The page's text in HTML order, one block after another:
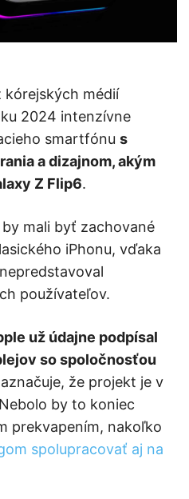
kórejských médií
2024 intenzívne
smartfónu s
a dizajnom, akým
Z Flip6.
mali byť zachované
iPhonu, vďaka
používateľov.
už údajne podpísal
so spoločnosťou
že projekt je v
by to koniec
prekvapením, nakoľko
spolupracovať aj na